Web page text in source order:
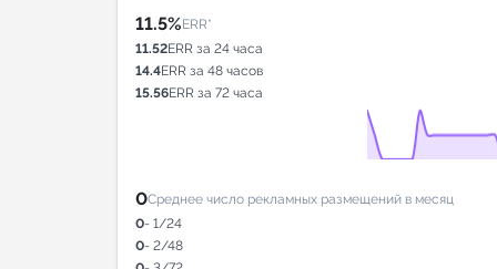
11.5%ERR*
11.52ERR за 24 часа
14.4ERR за 48 часов
15.56ERR за 72 часа
0Среднее число рекламных размещений в месяц
0- 1/24
0- 2/48